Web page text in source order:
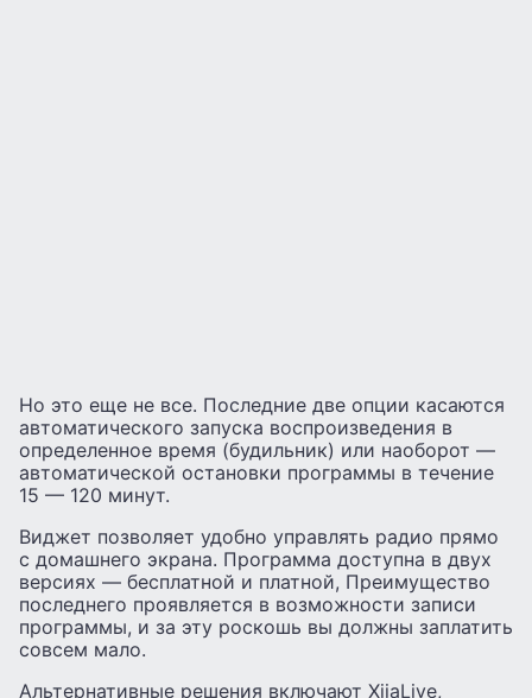
Но это еще не все. Последние две опции касаются
автоматического запуска воспроизведения в
определенное время (будильник) или наоборот —
автоматической остановки программы в течение
15 — 120 минут.
Виджет позволяет удобно управлять радио прямо
с домашнего экрана. Программа доступна в двух
версиях — бесплатной и платной, Преимущество
последнего проявляется в возможности записи
программы, и за эту роскошь вы должны заплатить
совсем мало.
Альтернативные решения включают XiiaLive,